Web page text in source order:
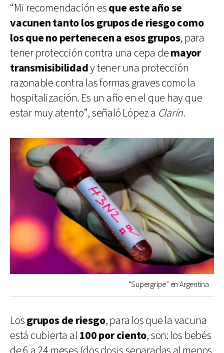
“Mi recomendación esque este año se
vacunen tanto los grupos de riesgo como
los que no pertenecen a esos grupos, para
tener protección contra una cepa demayor
transmisibilidady tener una protección
razonable contra las formas graves como la
hospitalización. Es un año en el que hay que
estar muy atento”, señaló López a Clarín.
“Supergripe” en Argentina
Losgrupos de riesgo, para los que la vacuna
está cubierta al 100 por ciento, son: los bebés